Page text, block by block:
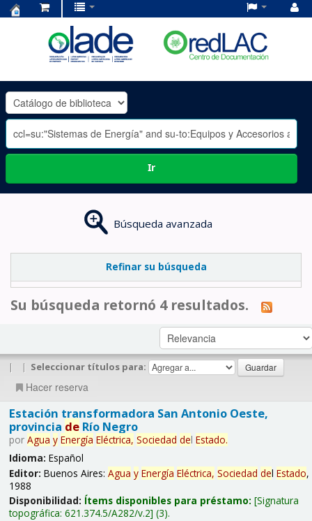
OLADE
-
Ir
Búsqueda avanzada
Refinar su búsqueda
Su búsqueda retornó 4 resultados.
| | Seleccionar títulos para:
Hacer reserva
Estación transformadora San Antonio Oeste,
provincia deRío Negro
por Agua y Energía Eléctrica, Sociedad del Estado.
Idioma: Español
Editor: Buenos Aires: Agua y Energía Eléctrica, Sociedad del Estado,
1988
Disponibilidad: Ítems disponibles para préstamo: Signatura
topográfica: 621.374.5/A282/v.2 (3).